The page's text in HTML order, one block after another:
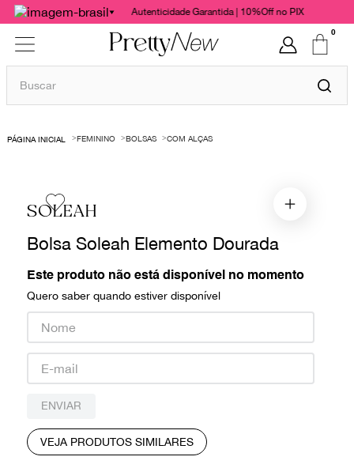
Autenticidade Garantida | 10%Off no PIX
0
Buscar
FEMININO BOLSAS COM ALÇAS
SOLEAH
Bolsa Soleah Elemento Dourada
Este produto não está disponível no momento
Quero saber quando estiver disponível
ENVIAR
VEJA PRODUTOS SIMILARES
1º
bolsas
chanel
valentino
paula raia
burberry
prada